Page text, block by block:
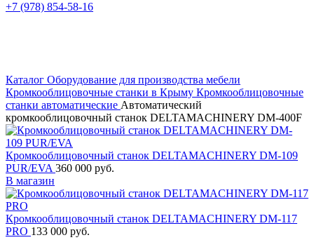
+7 (978) 854-58-16
Каталог Оборудование для производства мебели
Кромкооблицовочные станки в Крыму Кромкооблицовочные
станки автоматические Автоматический
кромкооблицовочный станок DELTAMACHINERY DM-400F
Кромкооблицовочный станок DELTAMACHINERY DM-109
PUR/EVA 360 000 руб.
В магазин
Кромкооблицовочный станок DELTAMACHINERY DM-117
PRO 133 000 руб.